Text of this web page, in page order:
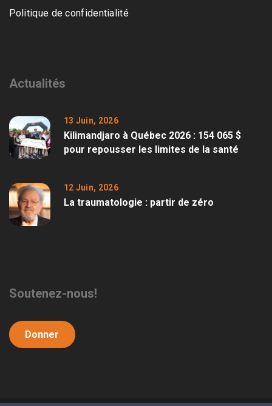
Politique de confidentialité
Actualités
13 Juin, 2026
Kilimandjaro à Québec 2026 : 154 065 $
pour repousser les limites de la santé
12 Juin, 2026
La traumatologie : partir de zéro
Soutenez-nous!
Donner